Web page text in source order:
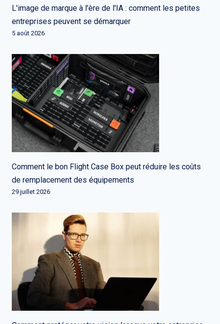
L'image de marque à l'ère de l'IA : comment les petites
entreprises peuvent se démarquer
5 août 2026
Comment le bon Flight Case Box peut réduire les coûts
de remplacement des équipements
29 juillet 2026